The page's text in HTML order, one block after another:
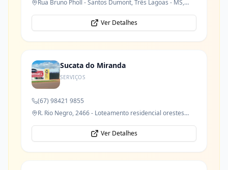
Rua Bruno Pholl - Santos Dumont, Três Lagoas - MS,
Ver Detalhes
Sucata do Miranda
SERVIÇOS
(67) 98421 9855
R. Rio Negro, 2466 - Loteamento residencial orestes
Ver Detalhes